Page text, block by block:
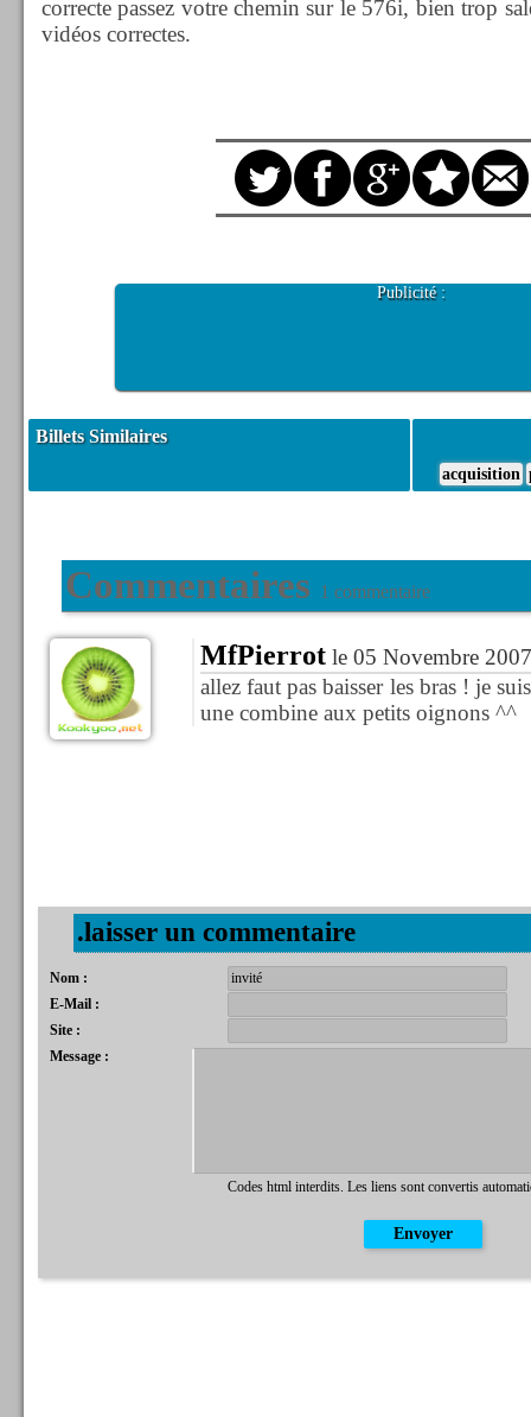
correcte passez votre chemin sur le 576i, bien trop
vidéos correctes.
Publicité :
Billets Similaires
acquisition
Commentaires 1 commentaire
MfPierrotle 05 Novembre
allez faut pas baisser les bras ! je
une combine aux petits oignons ^^
.laisser un commentaire
Nom :
E-Mail :
Site :
Message :
Codes html interdits. Les liens sont convertis